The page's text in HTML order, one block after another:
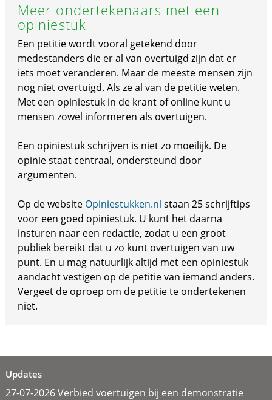
Meer ondertekenaars met een
opiniestuk
Een petitie wordt vooral getekend door
medestanders die er al van overtuigd zijn dat er
iets moet veranderen. Maar de meeste mensen zijn
nog niet overtuigd. Als ze al van de petitie weten.
Met een opiniestuk in de krant of online kunt u
mensen zowel informeren als overtuigen.
Een opiniestuk schrijven is niet zo moeilijk. De
opinie staat centraal, ondersteund door
argumenten.
Op de website Opiniestukken.nl staan 25 schrijftips
voor een goed opiniestuk. U kunt het daarna
insturen naar een redactie, zodat u een groot
publiek bereikt dat u zo kunt overtuigen van uw
punt. En u mag natuurlijk altijd met een opiniestuk
aandacht vestigen op de petitie van iemand anders.
Vergeet de oproep om de petitie te ondertekenen
niet.
Updates
27-07-2026 Verbied voertuigen bij een demonstratie